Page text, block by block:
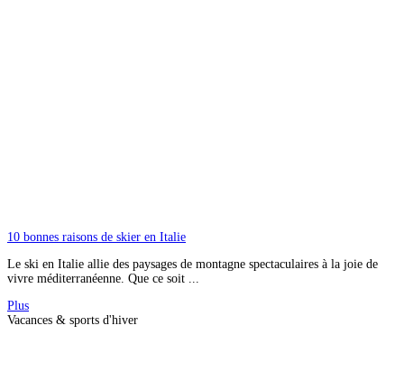
10 bonnes raisons de skier en Italie
Le ski en Italie allie des paysages de montagne spectaculaires à la joie de
vivre méditerranéenne. Que ce soit ...
Plus
Vacances & sports d'hiver